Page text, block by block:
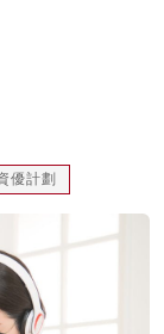
優計劃